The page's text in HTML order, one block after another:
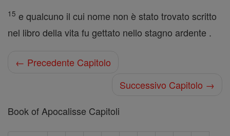
15 e qualcuno il cui nome non è stato trovato scritto
nel libro della vita fu gettato nello stagno ardente .
← Precedente Capitolo
Successivo Capitolo →
Book of Apocalisse Capitoli